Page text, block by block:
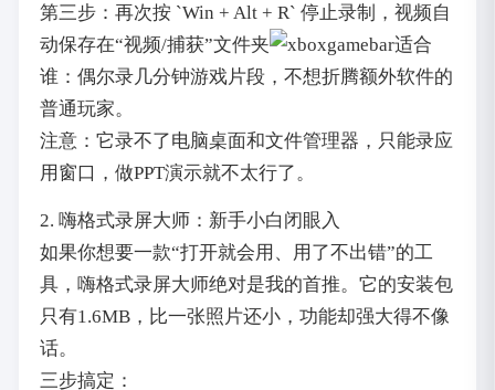
第三步：再次按 `Win + Alt + R` 停止录制，视频自
动保存在“视频/捕获”文件夹
适合
谁：偶尔录几分钟游戏片段，不想折腾额外软件的
普通玩家。
注意：它录不了电脑桌面和文件管理器，只能录应
用窗口，做PPT演示就不太行了。
2. 嗨格式录屏大师：新手小白闭眼入
如果你想要一款“打开就会用、用了不出错”的工
具，嗨格式录屏大师绝对是我的首推。它的安装包
只有1.6MB，比一张照片还小，功能却强大得不像
话。
三步搞定：